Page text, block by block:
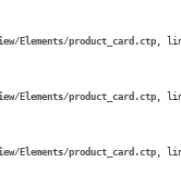
Elements/product_card.ctp,
Elements/product_card.ctp,
Elements/product_card.ctp,